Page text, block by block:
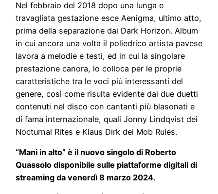
Nel febbraio del 2018 dopo una lunga e
travagliata gestazione esce Aenigma, ultimo atto,
prima della separazione dai Dark Horizon. Album
in cui ancora una volta il poliedrico artista pavese
lavora a melodie e testi, ed in cui la singolare
prestazione canora, lo colloca per le proprie
caratteristiche tra le voci più interessanti del
genere, così come risulta evidente dai due duetti
contenuti nel disco con cantanti più blasonati e
di fama internazionale, quali Jonny Lindqvist dei
Nocturnal Rites e Klaus Dirk dei Mob Rules.
“Mani in alto” è il nuovo singolo di Roberto
Quassolo disponibile sulle piattaforme digitali di
streaming da venerdì 8 marzo 2024.